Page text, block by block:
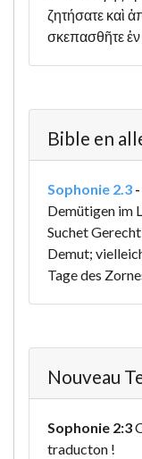
ζητήσατε καὶ
σκεπασθῆτε
Bible en
Sophonie 2.3 -
Demütigen im
Suchet
Demut;
Tage des
Nouveau
Sophonie 2:3
traducton !